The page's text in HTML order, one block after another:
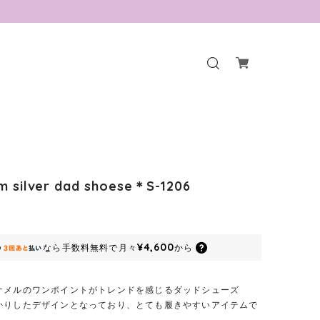
silver dad shoese＊S-1206
なら 手数料無料で 月々 ¥4,600から
メルのワンポイントがトレンドを感じるダッドシューズ
りしたデザインとなっており、とても履きやすいアイテムで